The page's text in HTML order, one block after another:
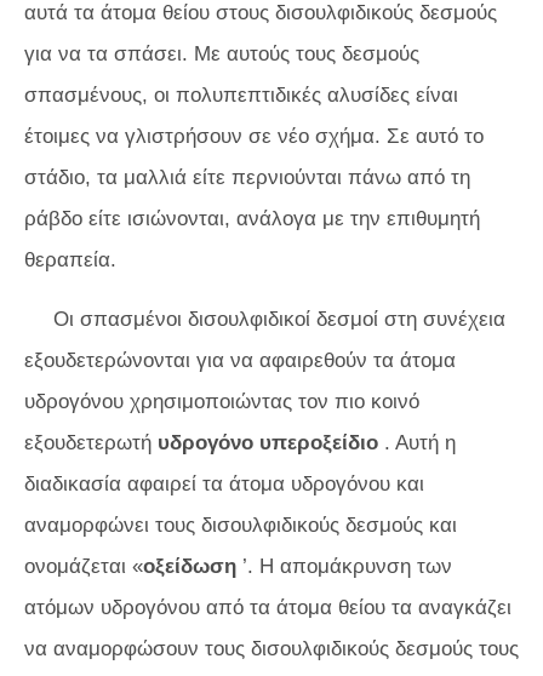
αυτά τα άτομα θείου στους δισουλφιδικούς δεσμούς
για να τα σπάσει. Με αυτούς τους δεσμούς
σπασμένους, οι πολυπεπτιδικές αλυσίδες είναι
έτοιμες να γλιστρήσουν σε νέο σχήμα. Σε αυτό το
στάδιο, τα μαλλιά είτε περνιούνται πάνω από τη
ράβδο είτε ισιώνονται, ανάλογα με την επιθυμητή
θεραπεία.
Οι σπασμένοι δισουλφιδικοί δεσμοί στη συνέχεια
εξουδετερώνονται για να αφαιρεθούν τα άτομα
υδρογόνου χρησιμοποιώντας τον πιο κοινό
εξουδετερωτή υδρογόνο υπεροξείδιο . Αυτή η
διαδικασία αφαιρεί τα άτομα υδρογόνου και
αναμορφώνει τους δισουλφιδικούς δεσμούς και
ονομάζεται «οξείδωση ’. Η απομάκρυνση των
ατόμων υδρογόνου από τα άτομα θείου τα αναγκάζει
να αναμορφώσουν τους δισουλφιδικούς δεσμούς τους